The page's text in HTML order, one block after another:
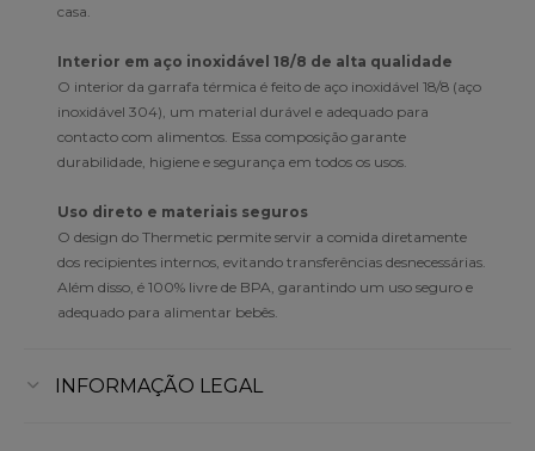
casa.
Interior em aço inoxidável 18/8 de alta qualidade
O interior da garrafa térmica é feito de aço inoxidável 18/8 (aço
inoxidável 304), um material durável e adequado para
contacto com alimentos. Essa composição garante
durabilidade, higiene e segurança em todos os usos.
Uso direto e materiais seguros
O design do Thermetic permite servir a comida diretamente
dos recipientes internos, evitando transferências desnecessárias.
Além disso, é 100% livre de BPA, garantindo um uso seguro e
adequado para alimentar bebês.
INFORMAÇÃO LEGAL